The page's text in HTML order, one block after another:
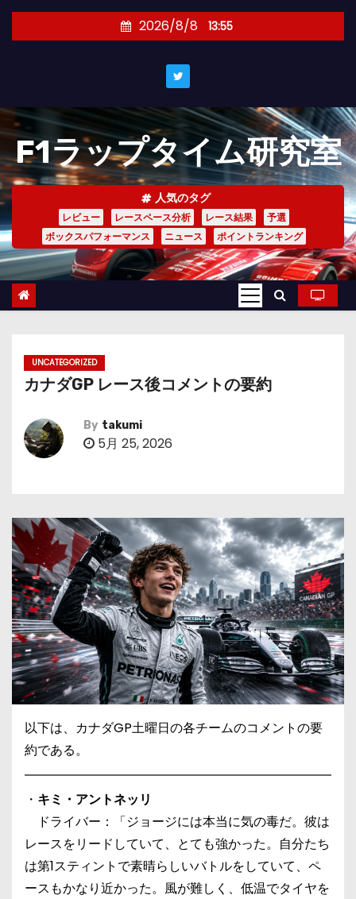
キ
ッ
プ
2026/8/8 13:55
F1ラップタイム研究室
人気のタグ
レビュー レースペース分析 レース結果
予選
ボックスパフォーマンス
ニュース ポイントランキング
UNCATEGORIZED
カナダGP レース後コメントの要約
By takumi
5月 25, 2026
以下は、カナダGP土曜日の各チームのコメントの要
約である。
・ キミ・アントネッリ
ドライバー：「ジョージには本当に気の毒だ。彼は
レースをリードしていて、とても強かった。自分たち
は第1スティントで素晴らしいバトルをしていて、ペ
ースもかなり近かった。風が難しく、低温でタイヤを